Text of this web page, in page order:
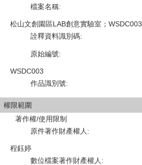
檔案名稱:
松山文創園區LAB創意實驗室；WSDC003
詮釋資料識別碼:
原始編號:
WSDC003
作品識別號:
權限範圍
著作權/使用限制
原件著作財產權人 :
程鈺婷
數位檔案著作財產權人 :